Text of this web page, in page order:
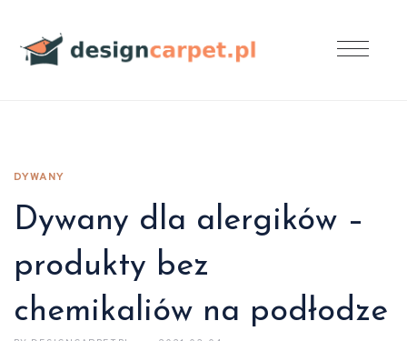
DYWANY
Dywany dla alergików –
produkty bez
chemikaliów na podłodze